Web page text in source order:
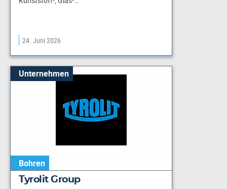
24. Juni 2026
Unternehmen
Bohren
Tyrolit Group